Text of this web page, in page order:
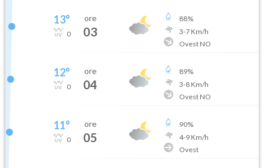
13°
0
ore
03
88%
3-7Km/h
Ovest NO
12°
0
ore
04
89%
3-8Km/h
Ovest NO
11°
0
ore
05
90%
4-9Km/h
Ovest